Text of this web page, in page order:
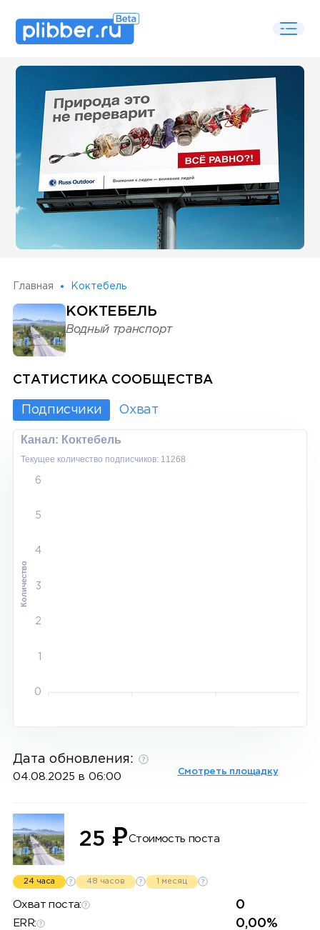
Some SEO Title
Главная Коктебель
КОКТЕБЕЛЬ
Водный транспорт
СТАТИСТИКА СООБЩЕСТВА
Подписчики Охват
Канал: Коктебель
Текущее количество подписчиков: 11268
6
5
4
3
2
1
0
Количество
Дата обновления:
04.08.2025 в 06:00 Смотреть площадку
25 ₽Стоимость поста
24 часа 48 часов 1 месяц
Охват поста: 0
ERR: 0,00%